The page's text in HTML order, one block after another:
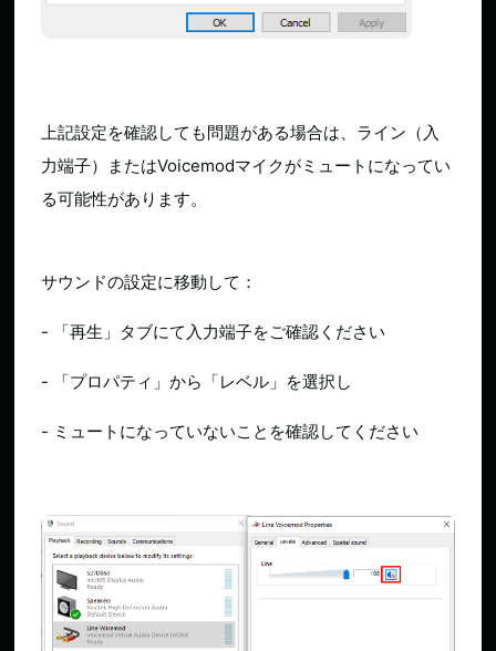
上記設定を確認しても問題がある場合は、ライン（入
力端子）またはVoicemodマイクがミュートになってい
る可能性があります。
サウンドの設定に移動して：
- 「再生」タブにて入力端子をご確認ください
- 「プロパティ」から「レベル」を選択し
- ミュートになっていないことを確認してください